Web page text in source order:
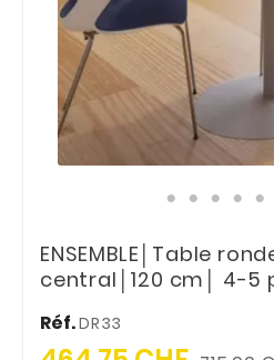
ENSEMBLE│Table
central│120 cm│ 4-5
Réf.DR33